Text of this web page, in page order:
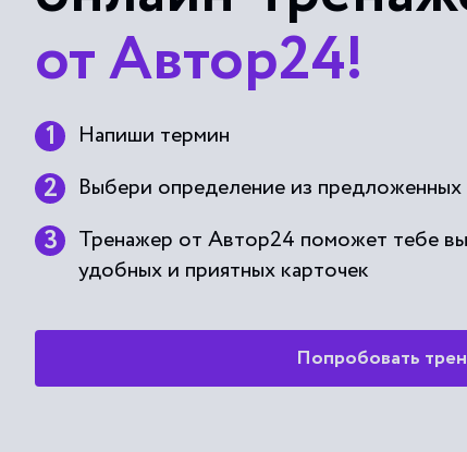
от Автор24!
Напиши термин
Выбери определение из предложенных
Тренажер от Автор24 поможет тебе
удобных и приятных карточек
Попробовать